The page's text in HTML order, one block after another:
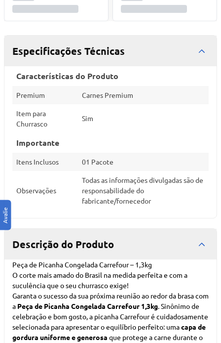
Especificações Técnicas
Características do Produto
Premium Carnes Premium
Item para
Churrasco
Sim
Importante
Itens Inclusos 01 Pacote
Observações
Todas as informações divulgadas são de
responsabilidade do
fabricante/fornecedor
Descrição do Produto
Peça de Picanha Congelada Carrefour – 1,3kg
O corte mais amado do Brasil na medida perfeita e com a
suculência que o seu churrasco exige!
Garanta o sucesso da sua próxima reunião ao redor da brasa com
a Peça de Picanha Congelada Carrefour 1,3kg. Sinônimo de
celebração e bom gosto, a picanha Carrefour é cuidadosamente
selecionada para apresentar o equilíbrio perfeito: umacapa de
gordura uniforme e generosa que protege a carne durante o